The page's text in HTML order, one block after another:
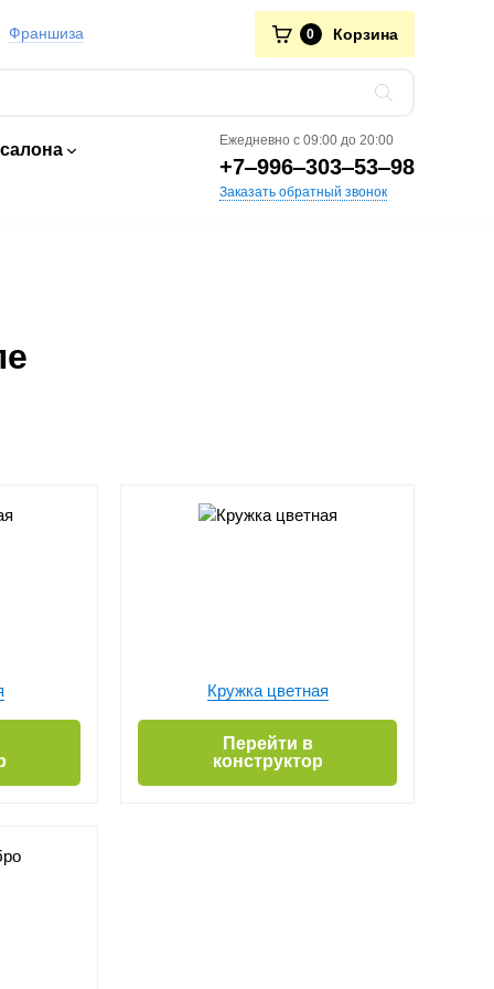
Франшиза 0 Корзина
Ежедневно с 09:00 до 20:00
+7‒996‒303‒53‒98
Заказать обратный звонок
Кружка цветная
Перейти в
конструктор